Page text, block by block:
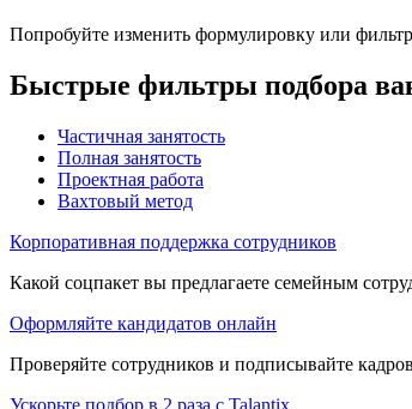
Попробуйте изменить формулировку или
Быстрые фильтры подбора
Частичная занятость
Полная занятость
Проектная работа
Вахтовый метод
Корпоративная поддержка сотрудников
Какой соцпакет вы предлагаете семейным
Оформляйте кандидатов онлайн
Проверяйте сотрудников и подписывайте
Ускорьте подбор в 2 раза с Talantix